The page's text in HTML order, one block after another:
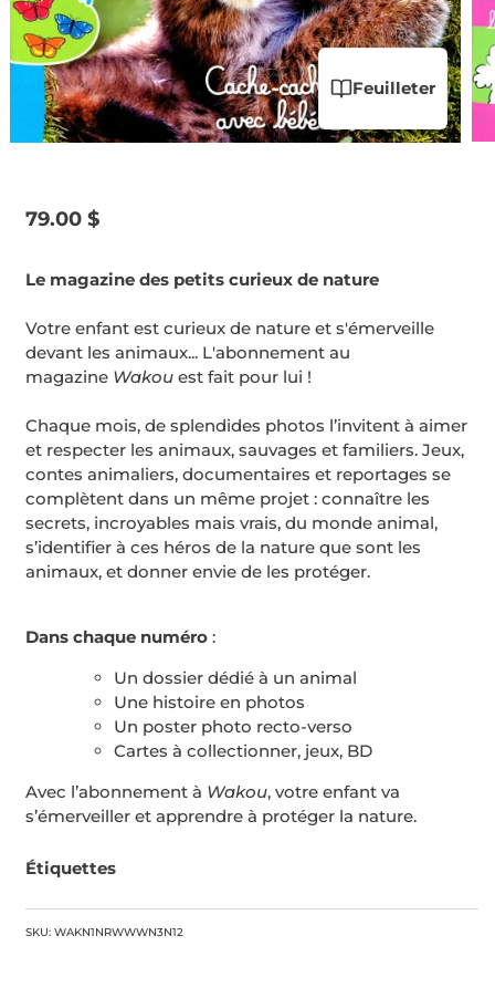
Feuilleter
Prix
79.00 $
Le magazine des petits curieux de nature
Votre enfant est curieux de nature et s'émerveille
devant les animaux... L'abonnement au
magazine Wakou est fait pour lui !
Chaque mois, de splendides photos l’invitent à aimer
et respecter les animaux, sauvages et familiers. Jeux,
contes animaliers, documentaires et reportages se
complètent dans un même projet : connaître les
secrets, incroyables mais vrais, du monde animal,
s’identifier à ces héros de la nature que sont les
animaux, et donner envie de les protéger.
Dans chaque numéro :
Un dossier dédié à un animal
Une histoire en photos
Un poster photo recto-verso
Cartes à collectionner, jeux, BD
Avec l’abonnement à Wakou, votre enfant va
s’émerveiller et apprendre à protéger la nature.
Étiquettes
SKU: WAKN1NRWWWN3N12